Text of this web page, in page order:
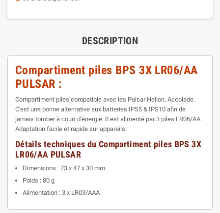
DESCRIPTION
Compartiment piles BPS 3X LR06/AA
PULSAR :
Compartiment piles compatible avec les Pulsar Helion, Accolade.
C'est une bonne alternative aux batteries IPS5 & IPS10 afin de
jamais tomber à court d'énergie. Il est alimenté par 3 piles LR06/AA.
Adaptation facile et rapide sur appareils.
Détails techniques du Compartiment piles BPS 3X
LR06/AA PULSAR
Dimensions : 73 x 47 x 30 mm
Poids : 80 g
Alimentation : 3 x LR03/AAA